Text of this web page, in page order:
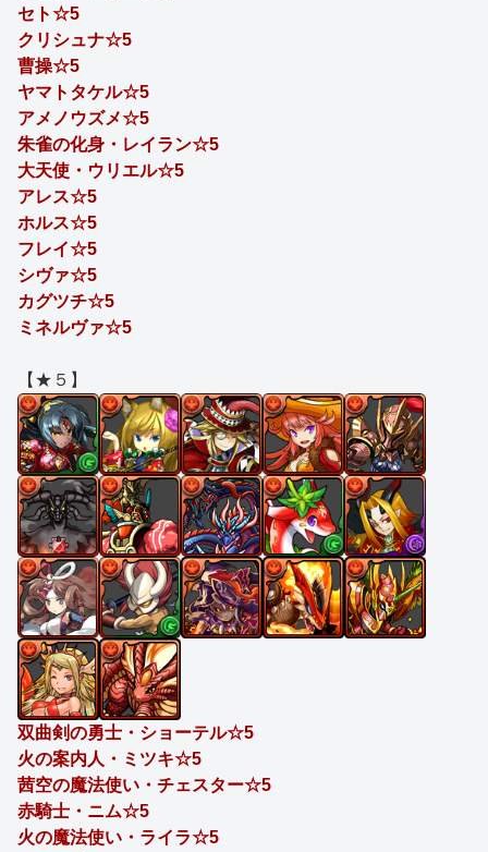
セト☆5
クリシュナ☆5
曹操☆5
ヤマトタケル☆5
アメノウズメ☆5
朱雀の化身・レイラン☆5
大天使・ウリエル☆5
アレス☆5
ホルス☆5
フレイ☆5
シヴァ☆5
カグツチ☆5
ミネルヴァ☆5
【★５】
双曲剣の勇士・ショーテル☆5
火の案内人・ミツキ☆5
茜空の魔法使い・チェスター☆5
赤騎士・ニム☆5
火の魔法使い・ライラ☆5